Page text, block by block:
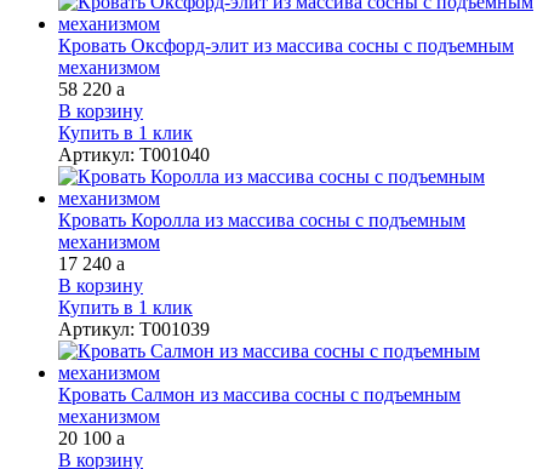
Кровать Оксфорд-элит из массива сосны с подъемным
механизмом
58 220 a
В корзину
Купить в 1 клик
Артикул: Т001040
Кровать Королла из массива сосны с подъемным
механизмом
17 240 a
В корзину
Купить в 1 клик
Артикул: Т001039
Кровать Салмон из массива сосны с подъемным
механизмом
20 100 a
В корзину